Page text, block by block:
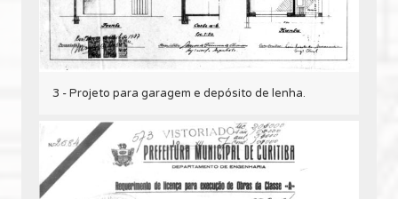
3 - Projeto para garagem e depósito de lenha.